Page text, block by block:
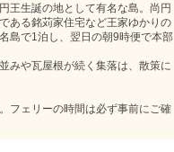
王生誕の地として有名な島。尚円
ある銘苅家住宅など王家ゆかりの
島で1泊し、翌日の朝9時便で本部
みや瓦屋根が続く集落は、散策に
フェリーの時間は必ず事前にご確